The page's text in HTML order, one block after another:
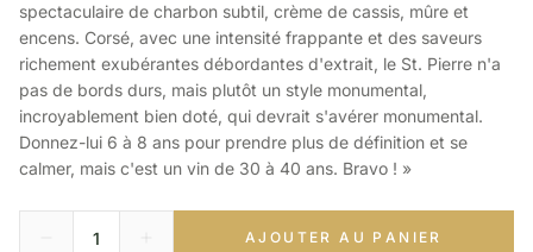
spectaculaire de charbon subtil, crème de cassis, mûre et
encens. Corsé, avec une intensité frappante et des saveurs
richement exubérantes débordantes d'extrait, le St. Pierre n'a
pas de bords durs, mais plutôt un style monumental,
incroyablement bien doté, qui devrait s'avérer monumental.
Donnez-lui 6 à 8 ans pour prendre plus de définition et se
calmer, mais c'est un vin de 30 à 40 ans. Bravo ! »
AJOUTER AU PANIER